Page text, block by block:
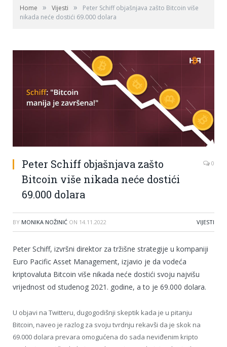
Home » Vijesti »
Peter Schiff objašnjava zašto Bitcoin više
nikada neće dostići 69.000 dolara
Peter Schiff objašnjava zašto
Bitcoin više nikada neće dostići
69.000 dolara
0
BY MONIKA NOŽINIĆ ON 14.11.2022 VIJESTI
Peter Schiff, izvršni direktor za tržišne strategije u kompaniji
Euro Pacific Asset Management, izjavio je da vodeća
kriptovaluta Bitcoin više nikada neće dostići svoju najvišu
vrijednost od studenog 2021. godine, a to je 69.000 dolara.
U objavi na Twitteru, dugogodišnji skeptik kada je u pitanju
Bitcoin, naveo je razlog za svoju tvrdnju rekavši da je skok na
69.000 dolara prevara omogućena do sada neviđenim kripto